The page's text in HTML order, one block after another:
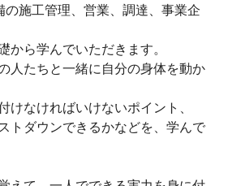
施工管理、営業、調達、事業企
から学んでいただきます。
人たちと一緒に自分の身体を動か
けなければいけないポイント、
トダウンできるかなどを、学んで